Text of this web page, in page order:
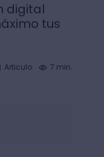
digital
tus
Articulo 7 min.